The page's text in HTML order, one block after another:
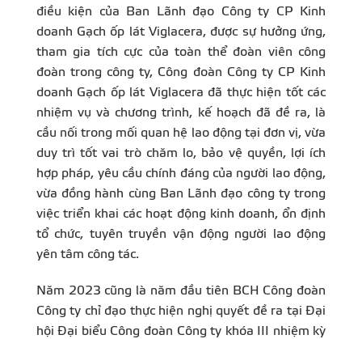
điều kiện của Ban Lãnh đạo Công ty CP Kinh
doanh Gạch ốp lát Viglacera, được sự hưởng ứng,
tham gia tích cực của toàn thể đoàn viên công
đoàn trong công ty, Công đoàn Công ty CP Kinh
doanh Gạch ốp lát Viglacera đã thực hiện tốt các
nhiệm vụ và chương trình, kế hoạch đã đề ra, là
cầu nối trong mối quan hệ lao động tại đơn vị, vừa
duy trì tốt vai trò chăm lo, bảo vệ quyền, lợi ích
hợp pháp, yêu cầu chính đáng của người lao động,
vừa đồng hành cùng Ban Lãnh đạo công ty trong
việc triển khai các hoạt động kinh doanh, ổn định
tổ chức, tuyên truyền vận động người lao động
yên tâm công tác.
Năm 2023 cũng là năm đầu tiên BCH Công đoàn
Công ty chỉ đạo thực hiện nghị quyết đề ra tại Đại
hội Đại biểu Công đoàn Công ty khóa III nhiệm kỳ